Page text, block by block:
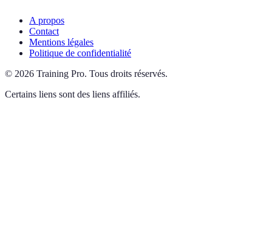
A propos
Contact
Mentions légales
Politique de confidentialité
© 2026 Training Pro. Tous droits réservés.
Certains liens sont des liens affiliés.